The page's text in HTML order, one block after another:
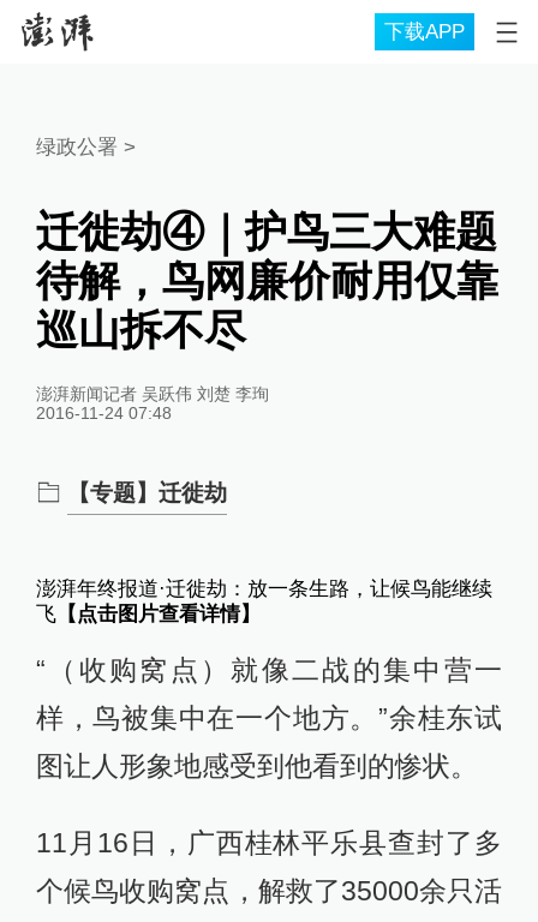
下载APP
绿政公署 >
迁徙劫④｜护鸟三大难题
待解，鸟网廉价耐用仅靠
巡山拆不尽
澎湃新闻记者 吴跃伟 刘楚 李珣
2016-11-24 07:48
【专题】迁徙劫
澎湃年终报道·迁徙劫：放一条生路，让候鸟能继续
飞【点击图片查看详情】
“（收购窝点）就像二战的集中营一
样，鸟被集中在一个地方。”余桂东试
图让人形象地感受到他看到的惨状。
11月16日，广西桂林平乐县查封了多
个候鸟收购窝点，解救了35000余只活